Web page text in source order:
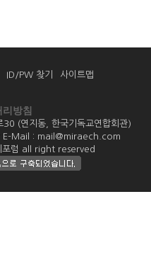
ID/PW 찾기 사이트맵
방침
(연지동, 한국기독교연합회관)
Mail : mail@miraech.com
럼 all right reserved